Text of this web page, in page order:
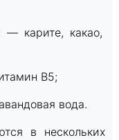
карите, какао,
В5;
вода.
в нескольких